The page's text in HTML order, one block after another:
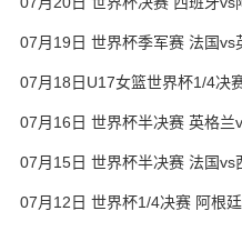
07月19日 世界杯季军赛 法国vs
07月18日U17女篮世界杯1/4决
录像
07月16日 世界杯半决赛 英格兰
07月15日 世界杯半决赛 法国vs
07月12日 世界杯1/4决赛 阿根